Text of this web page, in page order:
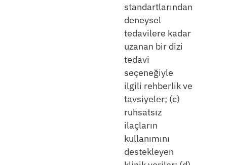
standartlarından
deneysel
tedavilere kadar
uzanan bir dizi
tedavi
seçeneğiyle
ilgili rehberlik ve
tavsiyeler; (c)
ruhsatsız
ilaçların
kullanımını
destekleyen